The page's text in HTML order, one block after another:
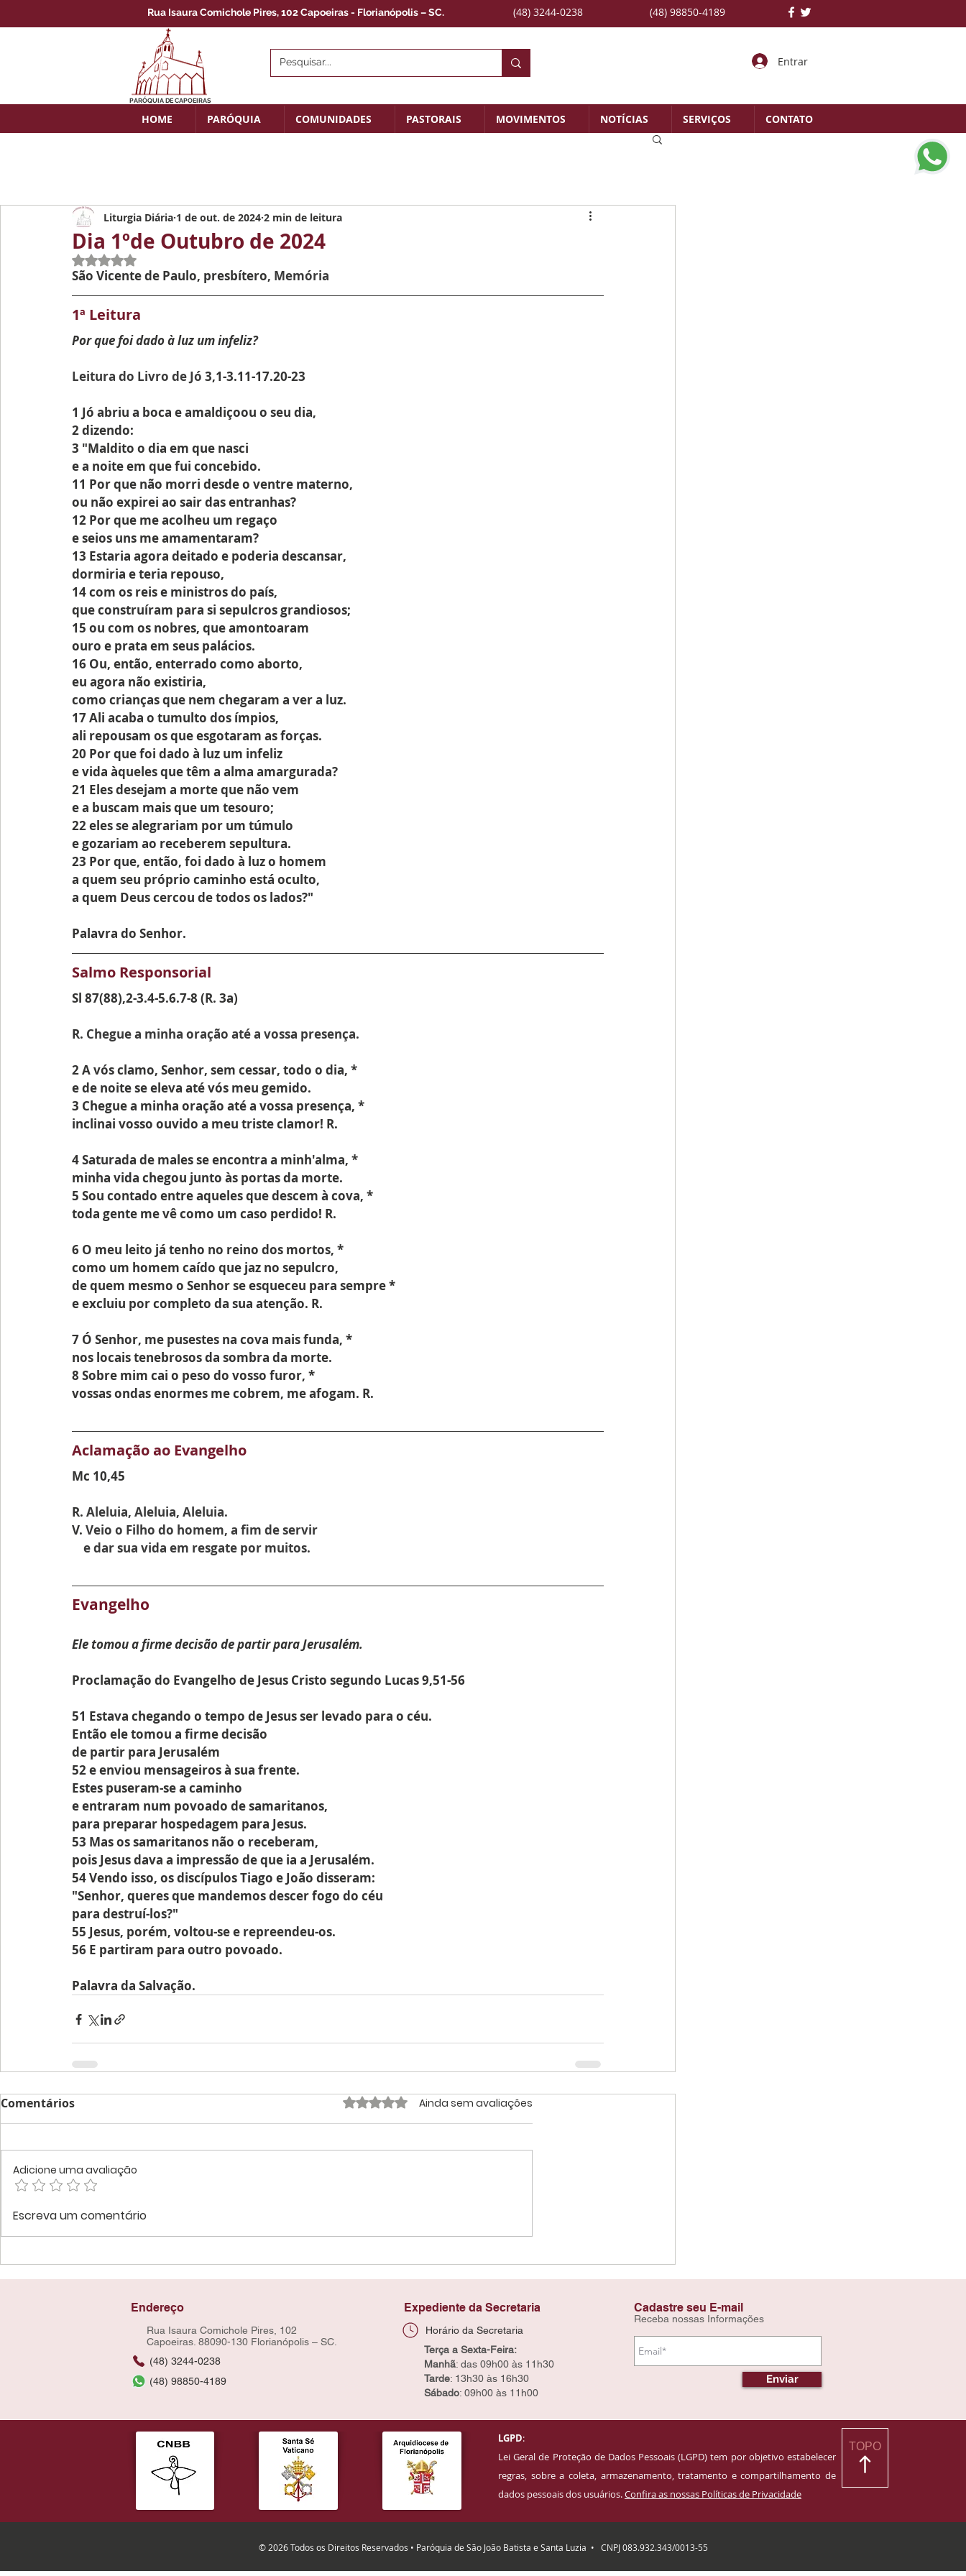
Rua Isaura Comichole Pires, 102 Capoeiras - Florianópolis – SC. (48) 3244-0238 (48) 98850-4189
PARÓQUIA DE CAPOEIRAS
Entrar
HOME PARÓQUIA COMUNIDADES PASTORAIS MOVIMENTOS NOTÍCIAS SERVIÇOS CONTATO
Dia 1ºde Outubro de 2024
Liturgia Diária 1 de out. de 2024 2 min de leitura
Avaliado com NaN de 5 estrelas.
São Vicente de Paulo, presbítero, Memória
1ª Leitura
Por que foi dado à luz um infeliz?
Leitura do Livro de Jó 3,1-3.11-17.20-23
1 Jó abriu a boca e amaldiçoou o seu dia,
2 dizendo:
3 "Maldito o dia em que nasci
e a noite em que fui concebido.
11 Por que não morri desde o ventre materno,
ou não expirei ao sair das entranhas?
12 Por que me acolheu um regaço
e seios uns me amamentaram?
13 Estaria agora deitado e poderia descansar,
dormiria e teria repouso,
14 com os reis e ministros do país,
que construíram para si sepulcros grandiosos;
15 ou com os nobres, que amontoaram
ouro e prata em seus palácios.
16 Ou, então, enterrado como aborto,
eu agora não existiria,
como crianças que nem chegaram a ver a luz.
17 Ali acaba o tumulto dos ímpios,
ali repousam os que esgotaram as forças.
20 Por que foi dado à luz um infeliz
e vida àqueles que têm a alma amargurada?
21 Eles desejam a morte que não vem
e a buscam mais que um tesouro;
22 eles se alegrariam por um túmulo
e gozariam ao receberem sepultura.
23 Por que, então, foi dado à luz o homem
a quem seu próprio caminho está oculto,
a quem Deus cercou de todos os lados?"
Palavra do Senhor.
Salmo Responsorial
Sl 87(88),2-3.4-5.6.7-8 (R. 3a)
R. Chegue a minha oração até a vossa presença.
2 A vós clamo, Senhor, sem cessar, todo o dia, *
e de noite se eleva até vós meu gemido.
3 Chegue a minha oração até a vossa presença, *
inclinai vosso ouvido a meu triste clamor! R.
4 Saturada de males se encontra a minh'alma, *
minha vida chegou junto às portas da morte.
5 Sou contado entre aqueles que descem à cova, *
toda gente me vê como um caso perdido! R.
6 O meu leito já tenho no reino dos mortos, *
como um homem caído que jaz no sepulcro,
de quem mesmo o Senhor se esqueceu para sempre *
e excluiu por completo da sua atenção. R.
7 Ó Senhor, me pusestes na cova mais funda, *
nos locais tenebrosos da sombra da morte.
8 Sobre mim cai o peso do vosso furor, *
vossas ondas enormes me cobrem, me afogam. R.
Aclamação ao Evangelho
Mc 10,45
R. Aleluia, Aleluia, Aleluia.
V. Veio o Filho do homem, a fim de servir
    e dar sua vida em resgate por muitos.
Evangelho
Ele tomou a firme decisão de partir para Jerusalém.
Proclamação do Evangelho de Jesus Cristo segundo Lucas 9,51-56
51 Estava chegando o tempo de Jesus ser levado para o céu.
Então ele tomou a firme decisão
de partir para Jerusalém
52 e enviou mensageiros à sua frente.
Estes puseram-se a caminho
e entraram num povoado de samaritanos,
para preparar hospedagem para Jesus.
53 Mas os samaritanos não o receberam,
pois Jesus dava a impressão de que ia a Jerusalém.
54 Vendo isso, os discípulos Tiago e João disseram:
"Senhor, queres que mandemos descer fogo do céu
para destruí-los?"
55 Jesus, porém, voltou-se e repreendeu-os.
56 E partiram para outro povoado.
Palavra da Salvação.
Comentários Avaliado com 0 de 5 estrelas.
Ainda sem avaliações
Adicione uma avaliação
Escreva um comentário
Endereço
Rua Isaura Comichole Pires, 102
Capoeiras. 88090-130 Florianópolis – SC.
(48) 3244-0238
(48) 98850-4189
Expediente da Secretaria
Horário da Secretaria
Terça a Sexta-Feira:
Manhã: das 09h00 às 11h30
Tarde: 13h30 às 16h30
Sábado: 09h00 às 11h00
Cadastre seu E-mail
Receba nossas Informações
Enviar
LGPD:
Lei Geral de Proteção de Dados Pessoais (LGPD) tem por objetivo estabelecer
regras, sobre a coleta, armazenamento, tratamento e compartilhamento de
dados pessoais dos usuários.Confira as nossas Políticas de Privacidade
TOPO
© 2026 Todos os Direitos Reservados • Paróquia de São João Batista e Santa Luzia • CNPJ 083.932.343/0013-55